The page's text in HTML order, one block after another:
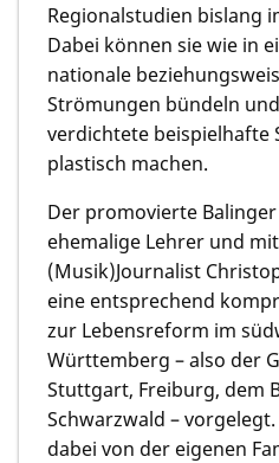
Regionalstudien bislang
Dabei können sie wie in
nationale
Strömungen bündeln
verdichtete beispielhafte
plastisch machen.
Der promovierte
ehemalige Lehrer und
(Musik)Journalist
eine entsprechend
zur Lebensreform im
Württemberg – also der
Stuttgart, Freiburg, dem
Schwarzwald –
dabei von der eigenen